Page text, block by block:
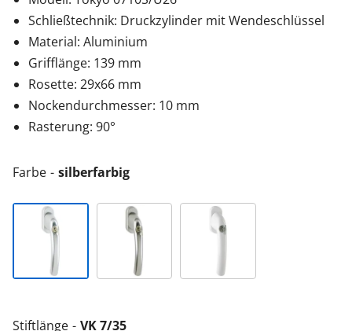
Schließtechnik: Druckzylinder mit Wendeschlüssel
Material: Aluminium
Grifflänge: 139 mm
Rosette: 29x66 mm
Nockendurchmesser: 10 mm
Rasterung: 90°
Farbe silberfarbig
Stiftlänge VK 7/35